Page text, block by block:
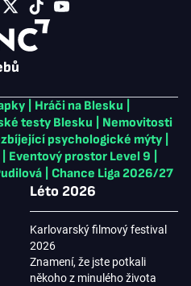
Hráči na Blesku
testy Blesku
Nemovitosti
psychologické mýty
Eventový prostor Level 9
Chance Liga 2026/27
Léto 2026
Karlovarský filmový festival
2026
Znamení, že jste potkali
někoho z minulého života